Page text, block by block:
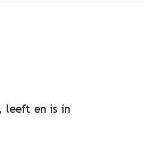
leeft en is in